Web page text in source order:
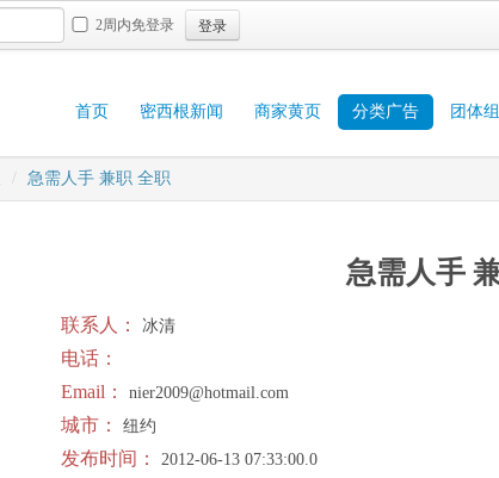
2周内免登录 登录
首页 密西根新闻 商家黄页 分类广告 团体
/ 急需人手 兼职 全职
急需人手
联系人： 冰清
电话：
Email：
nier2009@hotmail.com
城市： 纽约
发布时间： 2012-06-13 07:33:00.0